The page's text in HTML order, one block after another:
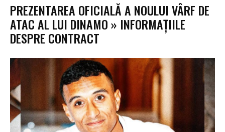
PREZENTAREA OFICIALĂ A NOULUI VÂRF DE
ATAC AL LUI DINAMO » INFORMAȚIILE
DESPRE CONTRACT